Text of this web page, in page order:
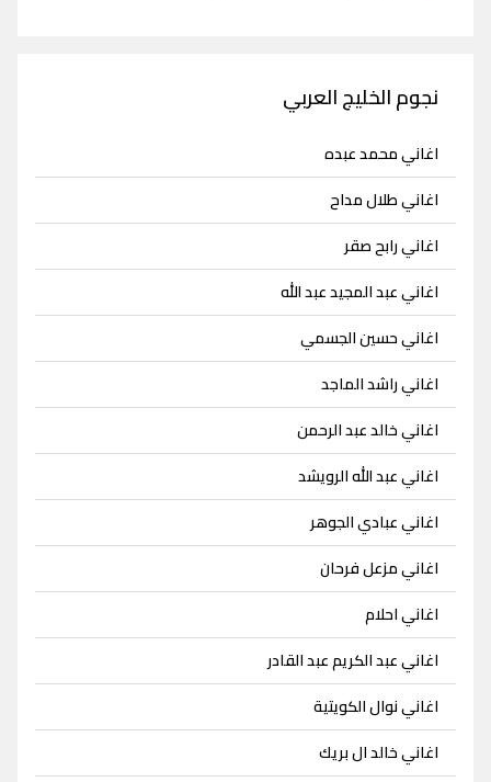
نجوم الخليج العربي
اغاني محمد عبده
اغاني طلال مداح
اغاني رابح صقر
اغاني عبد المجيد عبد الله
اغاني حسين الجسمي
اغاني راشد الماجد
اغاني خالد عبد الرحمن
اغاني عبد الله الرويشد
اغاني عبادي الجوهر
اغاني مزعل فرحان
اغاني احلام
اغاني عبد الكريم عبد القادر
اغاني نوال الكويتية
اغاني خالد ال بريك